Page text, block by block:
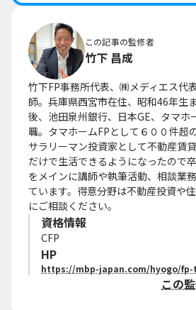
この記事の監修者
竹下 昌成
竹下FP事務所代表、㈱メディエス代
師。兵庫県西宮市在住、昭和46年生
後、池田泉州銀行、日本GE、タマホ
職。タマホームFPとして６００件超
サラリーマン投資家として不動産賃
だけで生活できるようになったので
をメインに講師や執筆活動、相談業
ています。得意分野は不動産投資や
にご相談ください。
資格情報
CFP
HP
https://mbp-japan.com/hyogo/
この